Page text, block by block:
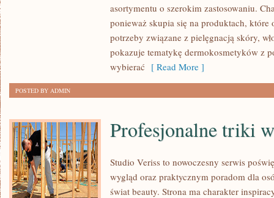
asortymentu o szerokim zastosowaniu.
ponieważ skupia się na produktach, które
potrzeby związane z pielęgnacją skóry,
pokazuje tematykę dermokosmetyków z
wybierać [ Read More ]
POSTED BY ADMIN
Profesjonalne triki
Studio Veriss to nowoczesny serwis
wygląd oraz praktycznym poradom dla
świat beauty. Strona ma charakter